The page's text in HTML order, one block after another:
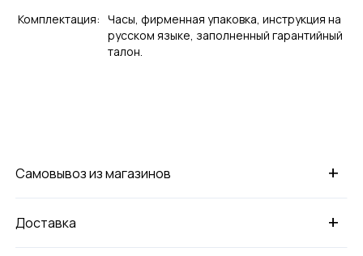
Комплектация: Часы, фирменная упаковка, инструкция на
русском языке, заполненный гарантийный
талон.
+
Самовывоз из магазинов
+
Доставка